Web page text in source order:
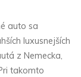
auto sa
luxusnejších
z Nemecka,
takomto